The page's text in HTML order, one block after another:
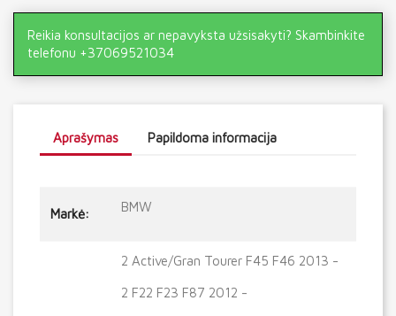
Reikia konsultacijos ar nepavyksta užsisakyti? Skambinkite
telefonu +37069521034
Aprašymas Papildoma informacija
Markė: BMW
2 Active/Gran Tourer F45 F46 2013 -
2 F22 F23 F87 2012 -